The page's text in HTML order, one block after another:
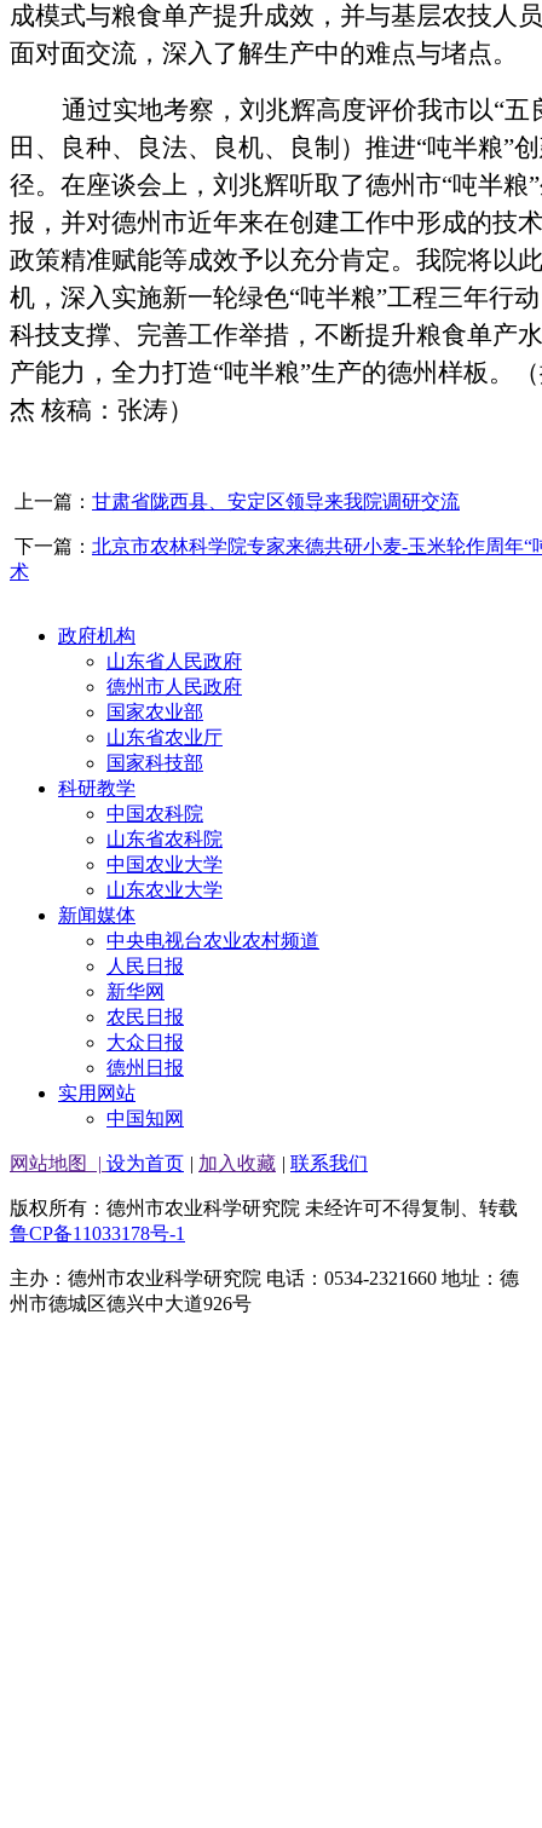
成模式与粮食单产提升成效，并与基层农技人
面对面交流，深入了解生产中的难点与堵点。
通过实地考察，刘兆辉高度评价我市以“五
田、良种、良法、良机、良制）推进“吨半粮”
径。在座谈会上，刘兆辉听取了德州市“吨半粮”
报，并对德州市近年来在创建工作中形成的技
政策精准赋能等成效予以充分肯定。 我院将以
机，深入实施新一轮绿色“吨半粮”工程三年行
科技支撑、完善工作举措，不断提升粮食单产
产能力，全力打造“吨半粮”生产的德州样板。
杰 核稿 ：张涛）
上一篇： 甘肃省陇西县、安定区领导来我院调研交流
下一篇： 北京市农林科学院专家来德共研小麦-玉米轮作周年“
术
政府机构
山东省人民政府
德州市人民政府
国家农业部
山东省农业厅
国家科技部
科研教学
中国农科院
山东省农科院
中国农业大学
山东农业大学
新闻媒体
中央电视台农业农村频道
人民日报
新华网
农民日报
大众日报
德州日报
实用网站
中国知网
网站地图 | 设为首页 | 加入收藏 | 联系我们
版权所有：德州市农业科学研究院 未经许可不得复制、转载
鲁CP备11033178号-1
主办：德州市农业科学研究院 电话：0534-2321660 地址：德
州市德城区德兴中大道926号